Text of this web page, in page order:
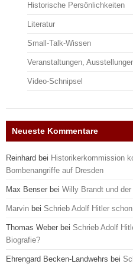
Historische Persönlichkeiten
Literatur
Small-Talk-Wissen
Veranstaltungen,
Video-Schnipsel
Neueste Kommentare
Reinhard bei Historikerkommission
Bombenangriffe auf Dresden
Max Benser bei Willy Brandt und
Marvin bei Schrieb Adolf Hitler
Thomas Weber bei Schrieb Adolf
Biografie?
Ehrengard Becken-Landwehrs bei